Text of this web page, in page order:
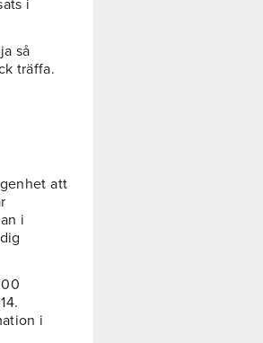
i
så
träffa.
att
i
i